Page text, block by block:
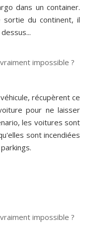
dans un container.
sortie du continent, il
récupèrent ce
pour ne laisser
les voitures sont
sont incendiées